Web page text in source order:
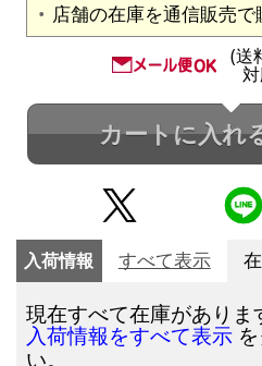
店舗の在庫を通信販売で
(送
カートに入れ
入荷情報 すべて表示
現在すべて在庫がありま
入荷情報をすべて表示
い。